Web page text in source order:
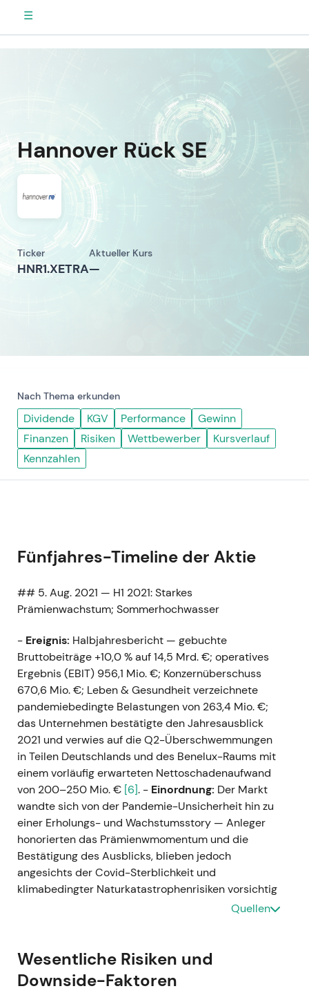
☰
Hannover Rück SE
Ticker
HNR1.XETRA
Aktueller Kurs
—
Nach Thema erkunden
Dividende KGV Performance
Gewinn
Finanzen
Risiken Wettbewerber
Kursverlauf
Kennzahlen
Fünfjahres-Timeline der Aktie
## 5. Aug. 2021 — H1 2021: Starkes
Prämienwachstum; Sommerhochwasser
- Ereignis: Halbjahresbericht — gebuchte
Bruttobeiträge +10,0 % auf 14,5 Mrd. €; operatives
Ergebnis (EBIT) 956,1 Mio. €; Konzernüberschuss
670,6 Mio. €; Leben & Gesundheit verzeichnete
pandemiebedingte Belastungen von 263,4 Mio. €;
das Unternehmen bestätigte den Jahresausblick
2021 und verwies auf die Q2-Überschwemmungen
in Teilen Deutschlands und des Benelux-Raums mit
einem vorläufig erwarteten Nettoschadenaufwand
von 200–250 Mio. € [6]. - Einordnung: Der Markt
wandte sich von der Pandemie-Unsicherheit hin zu
einer Erholungs- und Wachstumsstory — Anleger
honorierten das Prämienwmomentum und die
Bestätigung des Ausblicks, blieben jedoch
angesichts der Covid-Sterblichkeit und
klimabedingter Naturkatastrophenrisiken vorsichtig
Chartphase — Erholung und
GJ 2021 (Jahresende) — Erholung
eingelöst; Rekorddividende
Quellen
Wesentliche Risiken und
Downside-Faktoren